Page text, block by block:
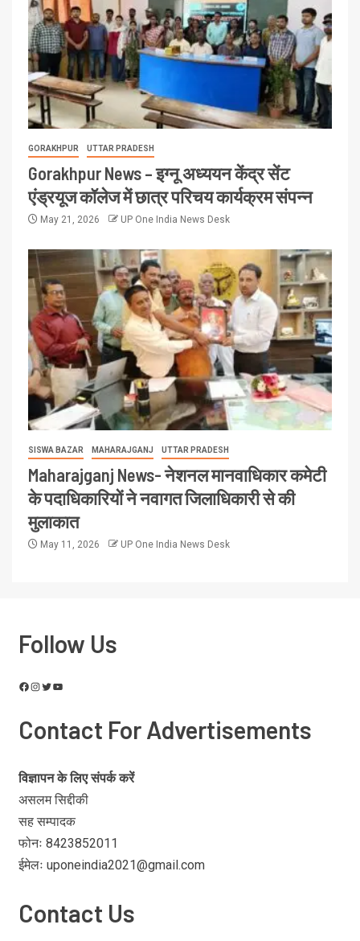
GORAKHPUR UTTAR PRADESH
Gorakhpur News – इग्नू अध्ययन केंद्र सेंट
एंड्रयूज कॉलेज में छात्र परिचय कार्यक्रम संपन्न
May 21, 2026 UP One India News Desk
SISWA BAZAR MAHARAJGANJ UTTAR PRADESH
Maharajganj News- नेशनल मानवाधिकार कमेटी
के पदाधिकारियों ने नवागत जिलाधिकारी से की
मुलाकात
May 11, 2026 UP One India News Desk
Follow Us
Contact For Advertisements
विज्ञापन के लिए संपर्क करें
असलम सिद्दीकी
सह सम्पादक
फोनः 8423852011
ईमेलः uponeindia2021@gmail.com
Contact Us